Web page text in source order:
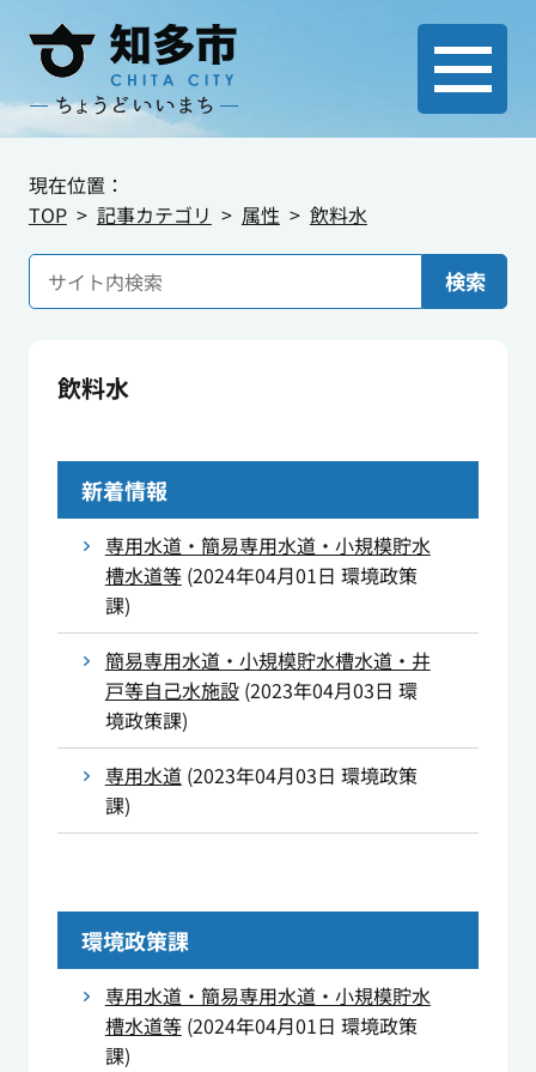
現在位置：
TOP
記事カテゴリ 属性 飲料水
検索
飲料水
新着情報
専用水道・簡易専用水道・小規模貯水
槽水道等(2024年04月01日 環境政策
課)
簡易専用水道・小規模貯水槽水道・井
戸等自己水施設(2023年04月03日 環
境政策課)
専用水道(2023年04月03日 環境政策
課)
環境政策課
専用水道・簡易専用水道・小規模貯水
槽水道等(2024年04月01日 環境政策
課)